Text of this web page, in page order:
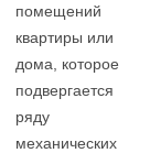
помещений
квартиры или
дома, которое
подвергается
ряду
механических